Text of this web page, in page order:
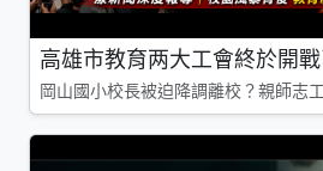
高雄市教育两大工會終於開
岡山國小校長被迫降調離校？親師志